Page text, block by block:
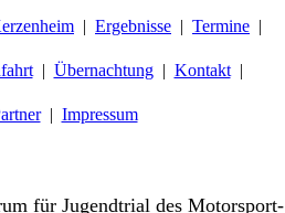
Ergebnisse Termine
Übernachtung Kontakt
Impressum
für Jugendtrial des Motorsport-